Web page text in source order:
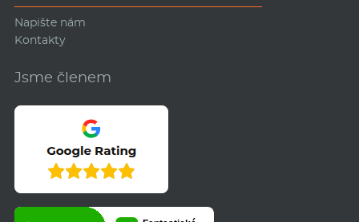
Napište nám
Kontakty
Jsme členem